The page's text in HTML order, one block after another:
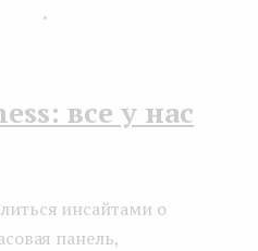
все у нас
инсайтами о
панель,